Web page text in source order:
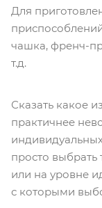
Для
чашка, френч-
т.д.
Сказать какое
практичнее
просто выбрать
или на уровне
с которыми